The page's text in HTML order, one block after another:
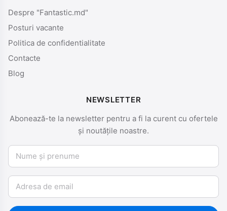
Despre "Fantastic.md"
Posturi vacante
Politica de confidentialitate
Contacte
Blog
NEWSLETTER
Abonează-te la newsletter pentru a fi la curent cu ofertele
și noutățile noastre.
Nume și prenume
Email